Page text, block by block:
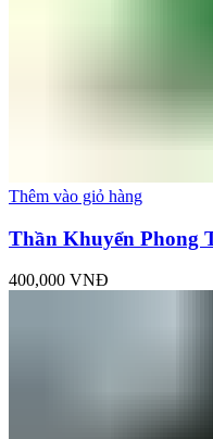
Thêm vào giỏ hàng
Thần Khuyển Phong
400,000 VNĐ